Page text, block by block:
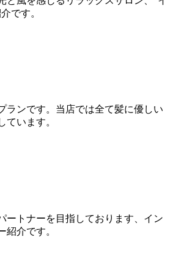
です。
ランです。当店では全て髪に優しい
ています。
ートナーを目指しております、イン
紹介です。